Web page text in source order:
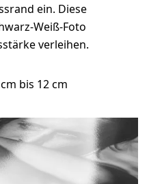
ein. Diese
Weiß-Foto
verleihen.
bis 12 cm